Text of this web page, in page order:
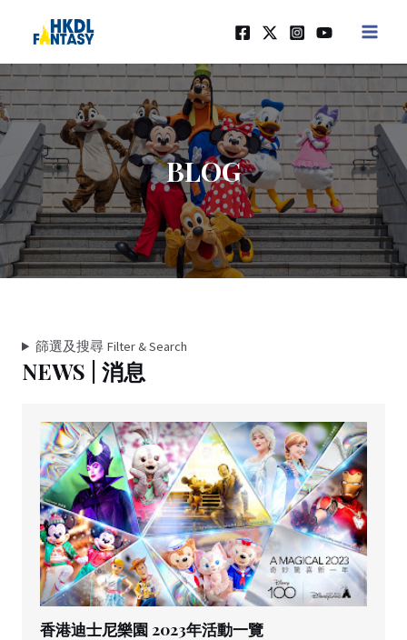
BLOG
篩選及搜尋 Filter & Search
NEWS | 消息
香港迪士尼樂園 2023年活動一覽